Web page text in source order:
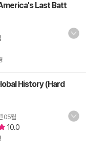
Last Batt
History (Hard
05월
10.0